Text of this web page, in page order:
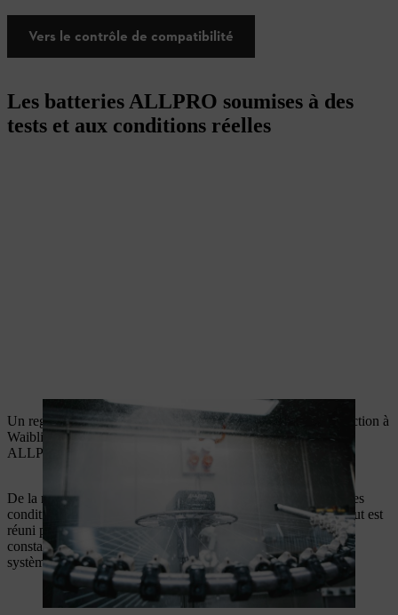
Vers le contrôle de compatibilité
Les batteries ALLPRO soumises à des
tests et aux conditions réelles
Un regard dans les coulisses du développement et de la production à
Waiblingen montre comment le système de batterie STIHL
ALLPRO est créé.
De la mesure précise des cellules aux tests approfondis dans des
conditions extrêmes et à l'utilisation par des professionnels : tout est
réuni pour garantir une qualité, une durabilité et une fiabilité
constantes. Une technologie sophistiquée se transforme en un
système conçu pour le travail quotidien exigeant.